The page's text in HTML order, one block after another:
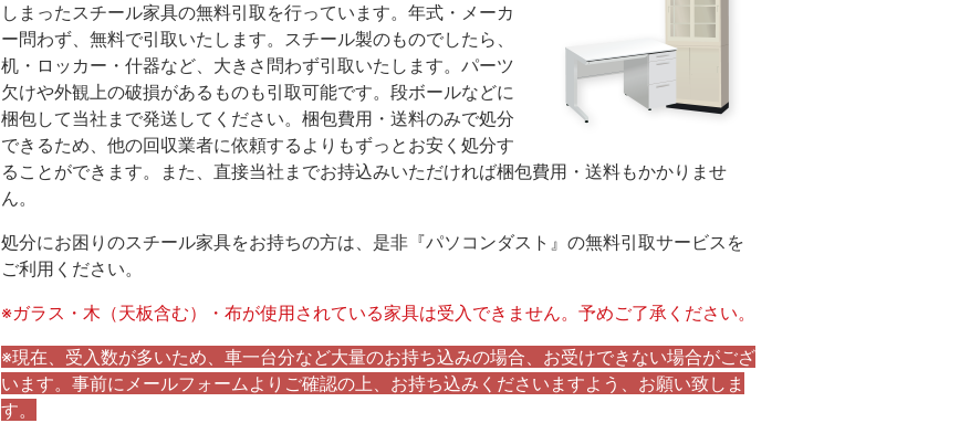
しまったスチール家具の無料引取を行っています。年式・メーカ
ー問わず、無料で引取いたします。スチール製のものでしたら、
机・ロッカー・什器など、大きさ問わず引取いたします。パーツ
欠けや外観上の破損があるものも引取可能です。段ボールなどに
梱包して当社まで発送してください。梱包費用・送料のみで処分
できるため、他の回収業者に依頼するよりもずっとお安く処分す
ることができます。また、直接当社までお持込みいただければ梱包費用・送料もかかりませ
ん。
処分にお困りのスチール家具をお持ちの方は、是非『パソコンダスト』の無料引取サービスを
ご利用ください。
※ガラス・木（天板含む）・布が使用されている家具は受入できません。予めご了承ください。
※現在、受入数が多いため、車一台分など大量のお持ち込みの場合、お受けできない場合がござ
います。事前にメールフォームよりご確認の上、お持ち込みくださいますよう、お願い致しま
す。